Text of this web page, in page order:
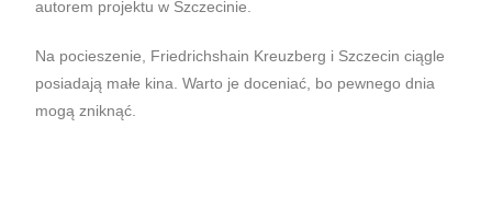
autorem projektu w Szczecinie.
Na pocieszenie, Friedrichshain Kreuzberg i Szczecin ciągle
posiadają małe kina. Warto je doceniać, bo pewnego dnia
mogą zniknąć.